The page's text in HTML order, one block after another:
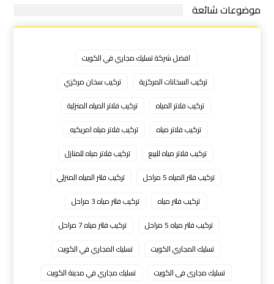
موضوعات شائعة
افضل شركة تسليك مجاري في الكويت
تركيب السخانات المركزية
تركيب سخان مركزي
تركيب فلاتر المياه
تركيب فلاتر المياه المنزلية
تركيب فلاتر مياه
تركيب فلاتر مياه امريكيه
تركيب فلاتر مياه للبيع
تركيب فلاتر مياه للمنازل
تركيب فلتر المياه 5 مراحل
تركيب فلتر المياه المنزلي
تركيب فلتر مياه
تركيب فلتر مياه 3 مراحل
تركيب فلتر مياه 5 مراحل
تركيب فلتر مياه 7 مراحل
تسليك المجاري الكويت
تسليك المجاري في الكويت
تسليك مجارى فى الكويت
تسليك مجاري في مدينة الكويت